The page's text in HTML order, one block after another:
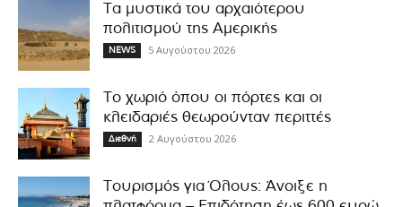
Τα μυστικά του αρχαιότερου
πολιτισμού της Αμερικής
NEWS 5 Αυγούστου 2026
Το χωριό όπου οι πόρτες και οι
κλειδαριές θεωρούνταν περιττές
Διεθνή 2 Αυγούστου 2026
Τουρισμός για Όλους: Άνοιξε η